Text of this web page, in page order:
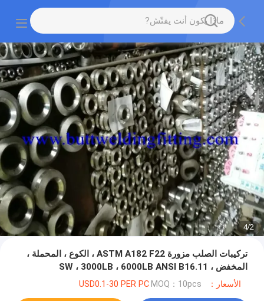
2
/
4
تركيبات الصلب مزورة ASTM A182 F22 ، الكوع ، المحملة ،
المخفض ، SW ، 3000LB ، 6000LB ANSI B16.11
الأسعار：USD0.1-30 PER PC MOQ：10pcs